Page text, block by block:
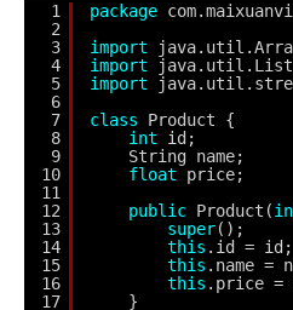
1
2
3
4
5
6
7
8
9
10
11
12
13
14
15
16
17
package
import
import
import
class
Product {
int
id;
String name;
float
price;
public Product(
super();
this .id = id;
this .name =
this .price =
}